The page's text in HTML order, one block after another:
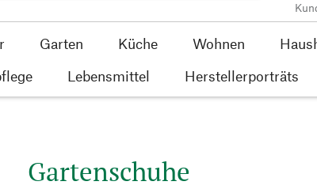
Garten Küche Wohnen
Lebensmittel Herstellerporträts
Gartenschuhe